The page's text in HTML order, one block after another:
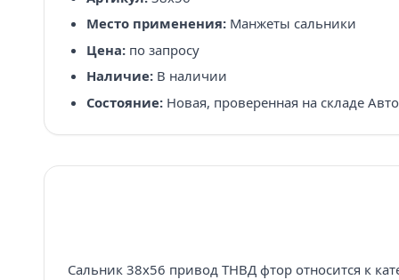
Место применения:Манжеты сальники
Цена:по запросу
Наличие:В наличии
Состояние:Новая, проверенная на складе
Сальник 38х56 привод ТНВД фтор относится к